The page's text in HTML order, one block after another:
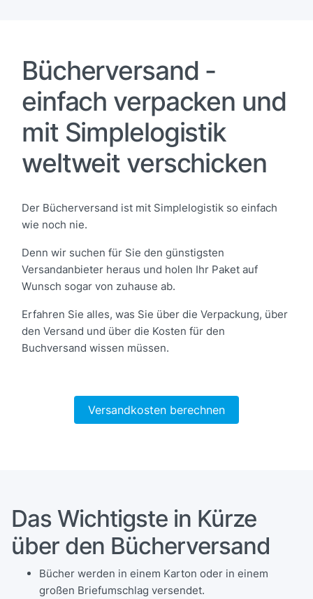
Bücherversand -
einfach verpacken und
mit Simplelogistik
weltweit verschicken
Der Bücherversand ist mit Simplelogistik so einfach
wie noch nie.
Denn wir suchen für Sie den günstigsten
Versandanbieter heraus und holen Ihr Paket auf
Wunsch sogar von zuhause ab.
Erfahren Sie alles, was Sie über die Verpackung, über
den Versand und über die Kosten für den
Buchversand wissen müssen.
Versandkosten berechnen
Das Wichtigste in Kürze
über den Bücherversand
Bücher werden in einem Karton oder in einem
großen Briefumschlag versendet.